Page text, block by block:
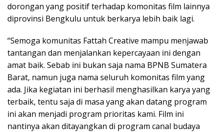
dorongan yang positif terhadap komonitas film lainnya
diprovinsi Bengkulu untuk berkarya lebih baik lagi.
“Semoga komunitas Fattah Creative mampu menjawab
tantangan dan menjalankan kepercayaan ini dengan
amat baik. Sebab ini bukan saja nama BPNB Sumatera
Barat, namun juga nama seluruh komonitas film yang
ada. Jika kegiatan ini berhasil menghasilkan karya yang
terbaik, tentu saja di masa yang akan datang program
ini akan menjadi program prioritas kami. Film ini
nantinya akan ditayangkan di program canal budaya